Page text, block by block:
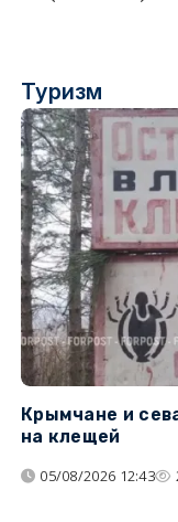
Туризм
Крымчане и
на клещей
05/08/2026 12:43